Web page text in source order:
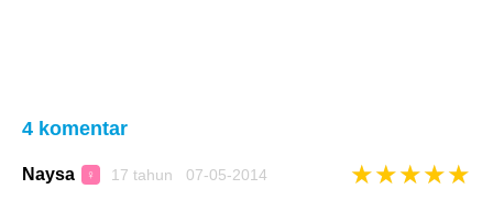
4 komentar
Naysa ♀ 17 tahun 07-05-2014 ★★★★★